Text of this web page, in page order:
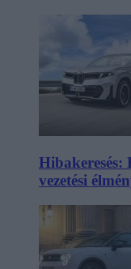
Hibakeresés:
vezetési